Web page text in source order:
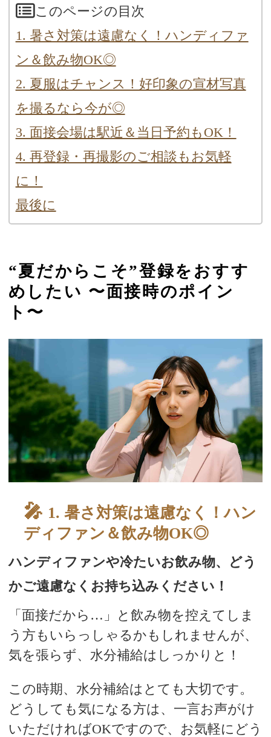
このページの目次
1. 暑さ対策は遠慮なく！ハンディファ
ン＆飲み物OK◎
2. 夏服はチャンス！好印象の宣材写真
を撮るなら今が◎
3. 面接会場は駅近＆当日予約もOK！
4. 再登録・再撮影のご相談もお気軽
に！
最後に
“夏だからこそ”登録をおすす
めしたい 〜面接時のポイン
ト〜
スタッフブログ
1. 暑さ対策は遠慮なく！ハン
ディファン＆飲み物OK◎
ハンディファンや冷たいお飲み物、どう
かご遠慮なくお持ち込みください！
「面接だから…」と飲み物を控えてしま
う方もいらっしゃるかもしれませんが、
気を張らず、水分補給はしっかりと！
この時期、水分補給はとても大切です。
どうしても気になる方は、一言お声がけ
いただければOKですので、お気軽にどう